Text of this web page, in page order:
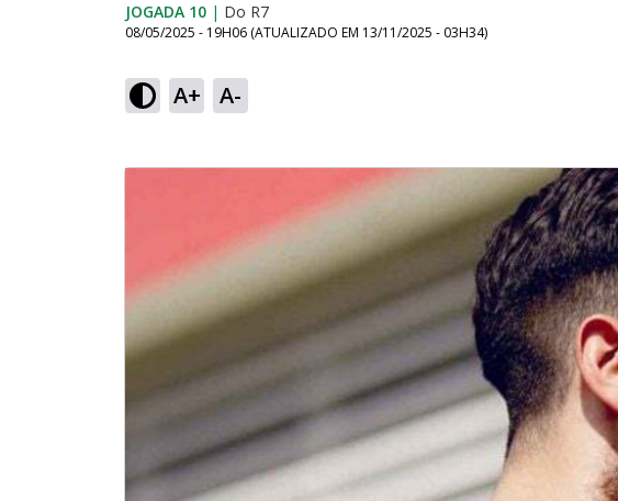
JOGADA 10 | Do R7
08/05/2025 - 19H06 (ATUALIZADO EM 13/11/2025 - 03H34)
A+ A-